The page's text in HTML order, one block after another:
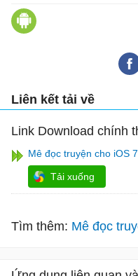
Liên kết tải về
Link Download chính
Mê đọc truyện cho iOS
Tải xuống
Tìm thêm: Mê đọc